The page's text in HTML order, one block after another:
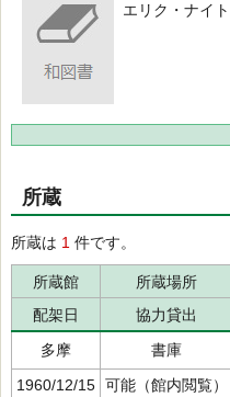
エリク・ナイ
所蔵
所蔵は 1 件です。
所蔵館 所蔵場所
配架日
協力貸出
多摩
書庫
1960/12/15 可能（館内閲覧）